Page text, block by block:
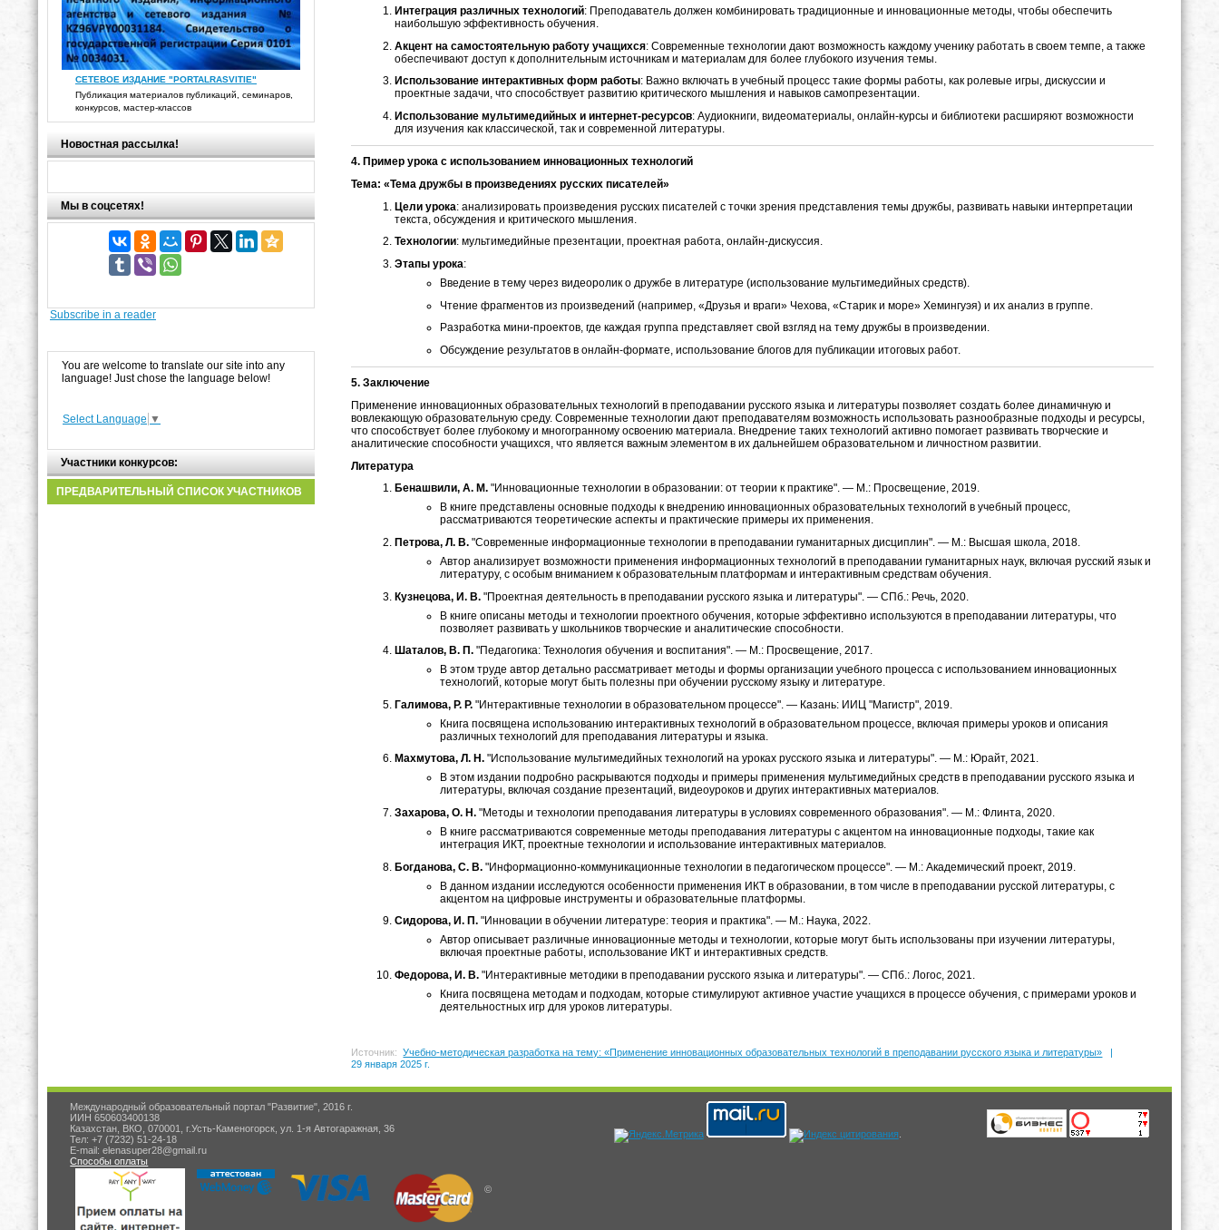
СЕТЕВОЕ ИЗДАНИЕ "PORTALRASVITIE"
Публикация материалов публикаций, семинаров,
конкурсов, мастер-классов
Новостная рассылка!
Мы в соцсетях!
Subscribe in a reader
You are welcome to translate our site into any
language! Just chose the language below!
Select Language ▼
Участники конкурсов:
ПРЕДВАРИТЕЛЬНЫЙ СПИСОК УЧАСТНИКОВ
Интеграция различных технологий: Преподаватель должен комбинировать традиционные и инновационные методы, чтобы обеспечить
наибольшую эффективность обучения.
Акцент на самостоятельную работу учащихся: Современные технологии дают возможность каждому ученику работать в своем темпе, а также
обеспечивают доступ к дополнительным источникам и материалам для более глубокого изучения темы.
Использование интерактивных форм работы: Важно включать в учебный процесс такие формы работы, как ролевые игры, дискуссии и
проектные задачи, что способствует развитию критического мышления и навыков самопрезентации.
Использование мультимедийных и интернет-ресурсов: Аудиокниги, видеоматериалы, онлайн-курсы и библиотеки расширяют возможности
для изучения как классической, так и современной литературы.
4. Пример урока с использованием инновационных технологий
Тема: «Тема дружбы в произведениях русских писателей»
Цели урока: анализировать произведения русских писателей с точки зрения представления темы дружбы, развивать навыки интерпретации
текста, обсуждения и критического мышления.
Технологии: мультимедийные презентации, проектная работа, онлайн-дискуссия.
Этапы урока:
Введение в тему через видеоролик о дружбе в литературе (использование мультимедийных средств).
Чтение фрагментов из произведений (например, «Друзья и враги» Чехова, «Старик и море» Хемингуэя) и их анализ в группе.
Разработка мини-проектов, где каждая группа представляет свой взгляд на тему дружбы в произведении.
Обсуждение результатов в онлайн-формате, использование блогов для публикации итоговых работ.
5. Заключение
Применение инновационных образовательных технологий в преподавании русского языка и литературы позволяет создать более динамичную и
вовлекающую образовательную среду. Современные технологии дают преподавателям возможность использовать разнообразные подходы и ресурсы,
что способствует более глубокому и многогранному освоению материала. Внедрение таких технологий активно помогает развивать творческие и
аналитические способности учащихся, что является важным элементом в их дальнейшем образовательном и личностном развитии.
Литература
Бенашвили, А. М. "Инновационные технологии в образовании: от теории к практике". — М.: Просвещение, 2019.
В книге представлены основные подходы к внедрению инновационных образовательных технологий в учебный процесс,
рассматриваются теоретические аспекты и практические примеры их применения.
Петрова, Л. В. "Современные информационные технологии в преподавании гуманитарных дисциплин". — М.: Высшая школа, 2018.
Автор анализирует возможности применения информационных технологий в преподавании гуманитарных наук, включая русский язык и
литературу, с особым вниманием к образовательным платформам и интерактивным средствам обучения.
Кузнецова, И. В. "Проектная деятельность в преподавании русского языка и литературы". — СПб.: Речь, 2020.
В книге описаны методы и технологии проектного обучения, которые эффективно используются в преподавании литературы, что
позволяет развивать у школьников творческие и аналитические способности.
Шаталов, В. П. "Педагогика: Технология обучения и воспитания". — М.: Просвещение, 2017.
В этом труде автор детально рассматривает методы и формы организации учебного процесса с использованием инновационных
технологий, которые могут быть полезны при обучении русскому языку и литературе.
Галимова, Р. Р. "Интерактивные технологии в образовательном процессе". — Казань: ИИЦ "Магистр", 2019.
Книга посвящена использованию интерактивных технологий в образовательном процессе, включая примеры уроков и описания
различных технологий для преподавания литературы и языка.
Махмутова, Л. Н. "Использование мультимедийных технологий на уроках русского языка и литературы". — М.: Юрайт, 2021.
В этом издании подробно раскрываются подходы и примеры применения мультимедийных средств в преподавании русского языка и
литературы, включая создание презентаций, видеоуроков и других интерактивных материалов.
Захарова, О. Н. "Методы и технологии преподавания литературы в условиях современного образования". — М.: Флинта, 2020.
В книге рассматриваются современные методы преподавания литературы с акцентом на инновационные подходы, такие как
интеграция ИКТ, проектные технологии и использование интерактивных материалов.
Богданова, С. В. "Информационно-коммуникационные технологии в педагогическом процессе". — М.: Академический проект, 2019.
В данном издании исследуются особенности применения ИКТ в образовании, в том числе в преподавании русской литературы, с
акцентом на цифровые инструменты и образовательные платформы.
Сидорова, И. П. "Инновации в обучении литературе: теория и практика". — М.: Наука, 2022.
Автор описывает различные инновационные методы и технологии, которые могут быть использованы при изучении литературы,
включая проектные работы, использование ИКТ и интерактивных средств.
Федорова, И. В. "Интерактивные методики в преподавании русского языка и литературы". — СПб.: Логос, 2021.
Книга посвящена методам и подходам, которые стимулируют активное участие учащихся в процессе обучения, с примерами уроков и
деятельностных игр для уроков литературы.
Источник: Учебно-методическая разработка на тему: «Применение инновационных образовательных технологий в преподавании русского языка и литературы»
|
29 января 2025 г.
Международный образовательный портал "Развитие", 2016 г.
ИИН 650603400138
Казахстан, ВКО, 070001, г.Усть-Каменогорск, ул. 1-я Автогаражная, 36
Тел: +7 (7232) 51-24-18
E-mail: elenasuper28@gmail.ru
Способы оплаты
©
.